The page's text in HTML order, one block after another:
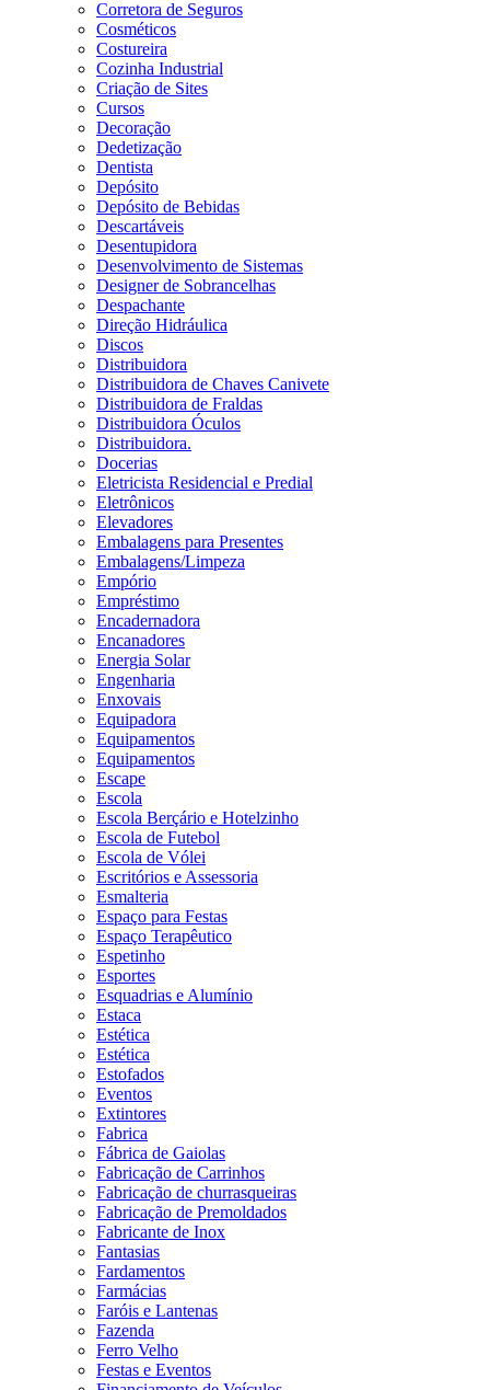
Corretora de Seguros
Cosméticos
Costureira
Cozinha Industrial
Criação de Sites
Cursos
Decoração
Dedetização
Dentista
Depósito
Depósito de Bebidas
Descartáveis
Desentupidora
Desenvolvimento de Sistemas
Designer de Sobrancelhas
Despachante
Direção Hidráulica
Discos
Distribuidora
Distribuidora de Chaves Canivete
Distribuidora de Fraldas
Distribuidora Óculos
Distribuidora.
Docerias
Eletricista Residencial e Predial
Eletrônicos
Elevadores
Embalagens para Presentes
Embalagens/Limpeza
Empório
Empréstimo
Encadernadora
Encanadores
Energia Solar
Engenharia
Enxovais
Equipadora
Equipamentos
Equipamentos
Escape
Escola
Escola Berçário e Hotelzinho
Escola de Futebol
Escola de Vólei
Escritórios e Assessoria
Esmalteria
Espaço para Festas
Espaço Terapêutico
Espetinho
Esportes
Esquadrias e Alumínio
Estaca
Estética
Estética
Estofados
Eventos
Extintores
Fabrica
Fábrica de Gaiolas
Fabricação de Carrinhos
Fabricação de churrasqueiras
Fabricação de Premoldados
Fabricante de Inox
Fantasias
Fardamentos
Farmácias
Faróis e Lantenas
Fazenda
Ferro Velho
Festas e Eventos